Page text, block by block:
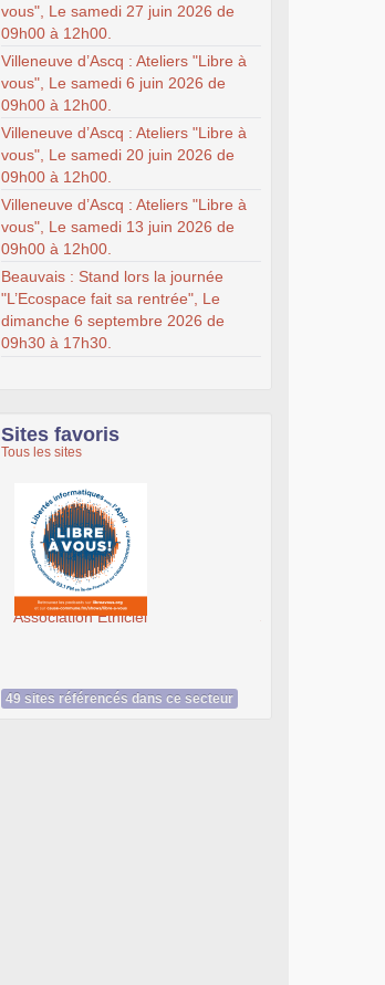
vous", Le samedi 27 juin 2026 de
09h00 à 12h00.
Villeneuve d’Ascq : Ateliers "Libre à
vous", Le samedi 6 juin 2026 de
09h00 à 12h00.
Villeneuve d’Ascq : Ateliers "Libre à
vous", Le samedi 20 juin 2026 de
09h00 à 12h00.
Villeneuve d’Ascq : Ateliers "Libre à
vous", Le samedi 13 juin 2026 de
09h00 à 12h00.
Beauvais : Stand lors la journée
"L’Ecospace fait sa rentrée", Le
dimanche 6 septembre 2026 de
09h30 à 17h30.
Sites favoris
Tous les sites
SeenThis - clx_asso_fr
49 sites référencés dans ce secteur